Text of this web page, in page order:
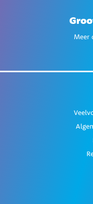
Meer